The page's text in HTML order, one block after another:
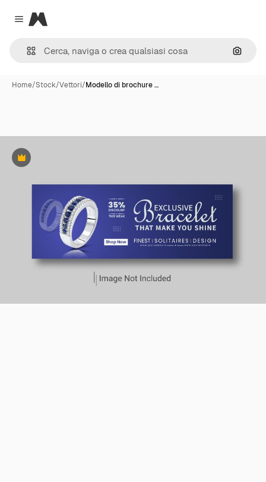
Close menu
Magnific
Cerca
Home/Stock/Vettori/Modello di brochure …
Premium